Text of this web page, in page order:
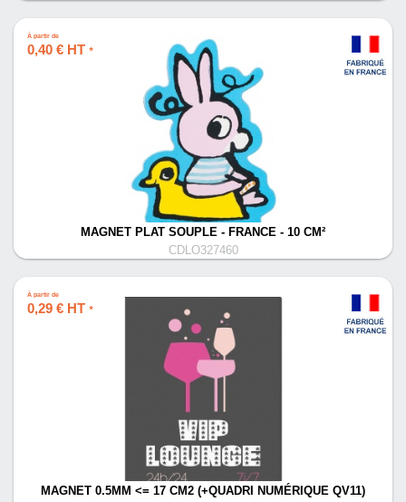
À partir de
0,40 € HT *
MAGNET PLAT SOUPLE - FRANCE - 10 CM²
CDLO327460
À partir de
0,29 € HT *
MAGNET 0.5MM <= 17 CM2 (+QUADRI NUMÉRIQUE QV11)